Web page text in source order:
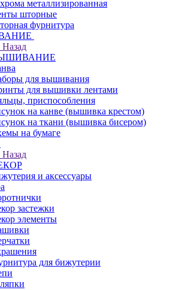
металлизированная
шторные
фурнитура
Назад
для вышивания
для вышивки лентами
приспособления
на канве (вышивка крестом)
на ткани (вышивка бисером)
на бумаге
Назад
и аксессуары
застежки
элементы
для бижутерии